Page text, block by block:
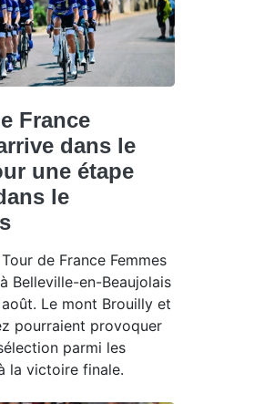
France
dans le
une étape
le
de France Femmes
Belleville-en-Beaujolais
Le mont Brouilly et
pourraient provoquer
parmi les
la victoire finale.